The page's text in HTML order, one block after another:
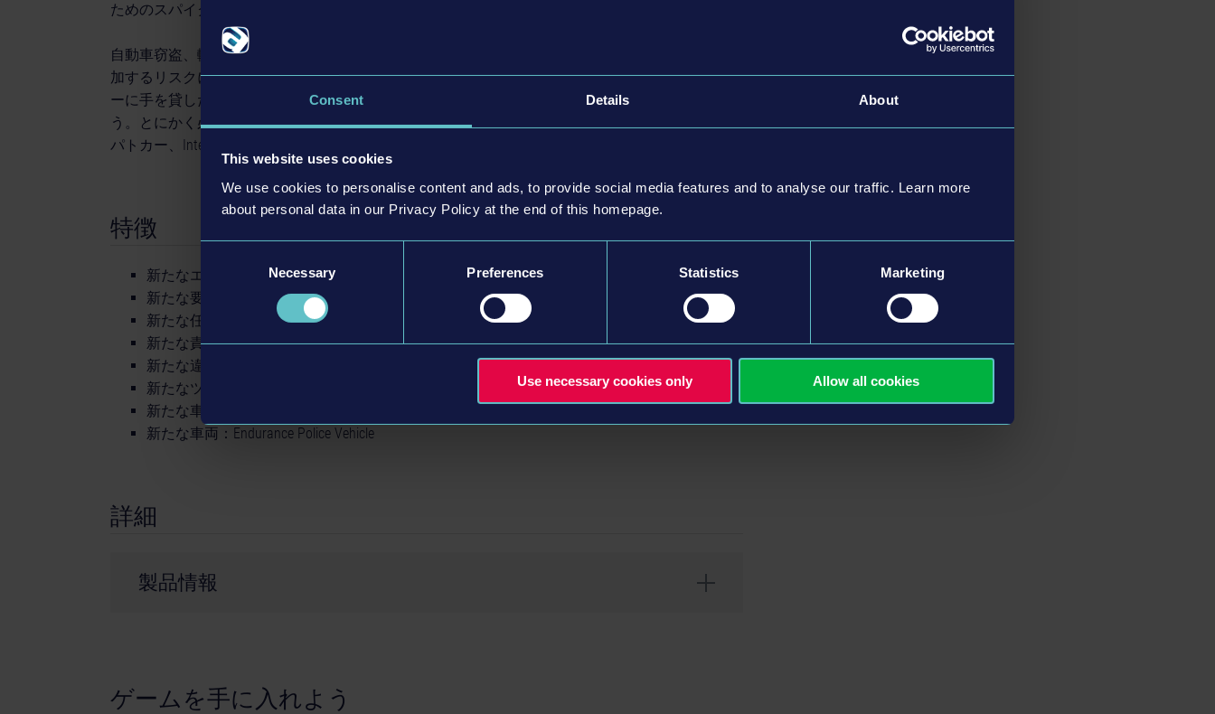
Consent Details About
This website uses cookies
We use cookies to personalise content and ads, to provide social media features and to analyse our traffic. Learn more
about personal data in our Privacy Policy at the end of this homepage.
Selection
Necessary Preferences Statistics Marketing
Use necessary cookies only Allow all cookies
ためのスパイクベルトや道路封鎖要請など、新たなツールも手に入る。
自動車窃盗、輸送トラックを巻き込んだ大事故、火災、貨物の散乱… 幹線道路の再開通により増
加するリスクには様々なものがある。スピード違反者を取り締まったり、立ち往生したドライバ
ーに手を貸したり、トラックが違法物を輸送していないか検査したりと、職務の幅も広がるだろ
う。とにかく必要なのは、幹線道路の安全を確保することだ。幹線道路のパトロールに役立つ新
パトカー、Interstate Police Vehicle もDLCに収録されている。
特徴
新たなエリア：Brighton幹線道路地区をパトロール
新たな要素：カーチェイス、PITマニューバなど
新たな任務：貨物検査、幹線道路での各種対応などコールアウトが追加
新たな責任：幹線道路の交通安全を管理・促進しよう
新たな違反：車両窃盗、幹線道路での重大事故など
新たなツール：スパイクベルトや道路封鎖など
新たな車両：Interstate Police Vehicle
新たな車両：Endurance Police Vehicle
詳細
製品情報
Engine™, the circle-U logo and the Powered by Unreal Engine™ logo are trade­marks or registered
ゲームを手に入れよう